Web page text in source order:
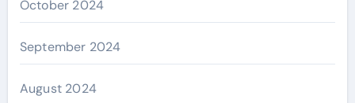
October 2024
September 2024
August 2024